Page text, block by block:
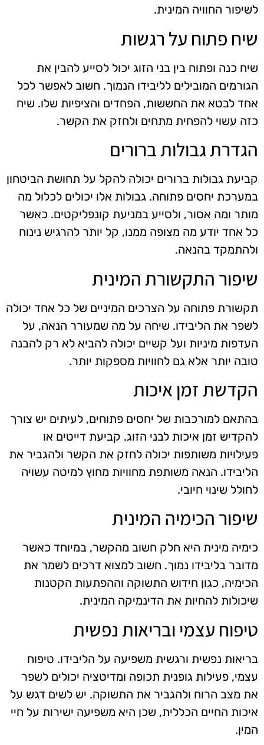
לשיפור החוויה המינית.
שיח פתוח על רגשות
שיח כנה ופתוח בין בני הזוג יכול לסייע להבין את
הגורמים המובילים לליבידו הנמוך. חשוב לאפשר לכל
אחד לבטא את החששות, הפחדים והציפיות שלו. שיח
כזה עשוי להפחית מתחים ולחזק את הקשר.
הגדרת גבולות ברורים
קביעת גבולות ברורים יכולה להקל על תחושת הביטחון
במערכת יחסים פתוחה. גבולות אלו יכולים לכלול מה
מותר ומה אסור, ולסייע במניעת קונפליקטים. כאשר
כל אחד יודע מה מצופה ממנו, קל יותר להרגיש נינוח
ולהתמקד בהנאה.
שיפור התקשורת המינית
תקשורת פתוחה על הצרכים המיניים של כל אחד יכולה
לשפר את הליבידו. שיחה על מה שמעורר הנאה, על
העדפות מיניות ועל קשיים יכולה להביא לא רק להבנה
טובה יותר אלא גם לחוויות מספקות יותר.
הקדשת זמן איכות
בהתאם למורכבות של יחסים פתוחים, לעיתים יש צורך
להקדיש זמן איכות לבני הזוג. קביעת דייטים או
פעילויות משותפות יכולה לחזק את הקשר ולהגביר את
הליבידו. הנאה משותפת מחוויות מחוץ למיטה עשויה
לחולל שינוי חיובי.
שיפור הכימיה המינית
כימיה מינית היא חלק חשוב מהקשר, במיוחד כאשר
מדובר בליבידו נמוך. חשוב למצוא דרכים לשמר את
הכימיה, כגון חידוש התשוקה וההפתעות הקטנות
שיכולות להחיות את הדינמיקה המינית.
טיפוח עצמי ובריאות נפשית
בריאות נפשית ורגשית משפיעה על הליבידו. טיפוח
עצמי, פעילות גופנית תכופה ומדיטציה יכולים לשפר
את מצב הרוח ולהגביר את התשוקה. יש לשים דגש על
איכות החיים הכללית, שכן היא משפיעה ישירות על חיי
המין.